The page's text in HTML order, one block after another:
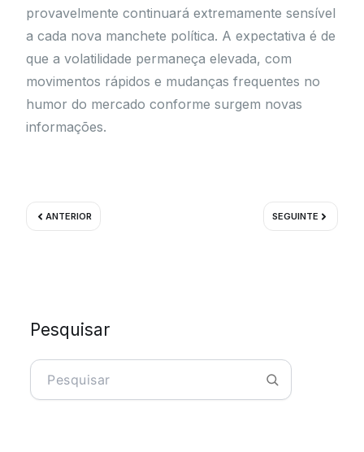
provavelmente continuará extremamente sensível
a cada nova manchete política. A expectativa é de
que a volatilidade permaneça elevada, com
movimentos rápidos e mudanças frequentes no
humor do mercado conforme surgem novas
informações.
ANTERIOR SEGUINTE
Próximo
Pesquisar
Pesquisar